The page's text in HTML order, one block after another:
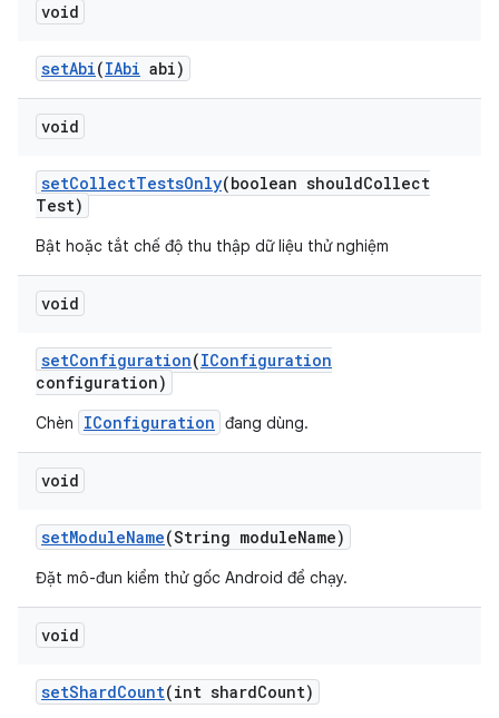
void
setAbi(IAbi abi)
void
setCollectTestsOnly(boolean shouldCollect
Test)
Bật hoặc tắt chế độ thu thập dữ liệu thử nghiệm
void
setConfiguration(IConfiguration
configuration)
Chèn IConfiguration đang dùng.
void
setModuleName(String moduleName)
Đặt mô-đun kiểm thử gốc Android để chạy.
void
setShardCount(int shardCount)